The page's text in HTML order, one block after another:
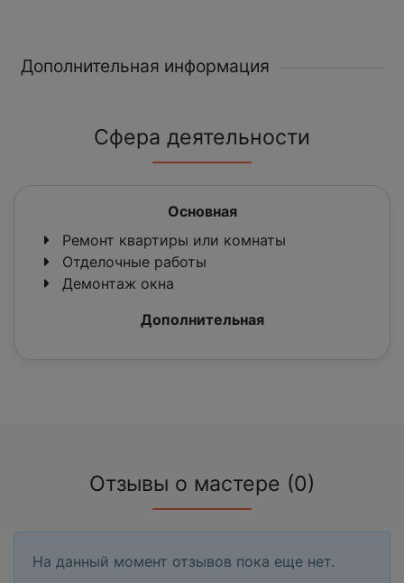
Дополнительная информация
Сфера деятельности
Основная
Ремонт квартиры или комнаты
Отделочные работы
Демонтаж окна
Дополнительная
Отзывы о мастере (0)
На данный момент отзывов пока еще нет.